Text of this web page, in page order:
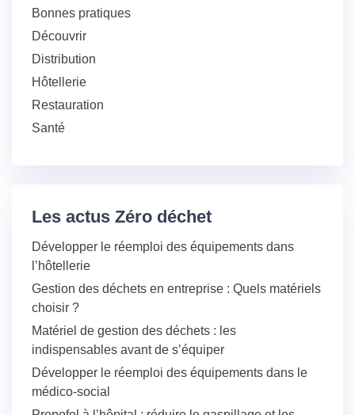
Bonnes pratiques
Découvrir
Distribution
Hôtellerie
Restauration
Santé
Les actus Zéro déchet
Développer le réemploi des équipements dans
l’hôtellerie
Gestion des déchets en entreprise : Quels matériels
choisir ?
Matériel de gestion des déchets : les
indispensables avant de s’équiper
Développer le réemploi des équipements dans le
médico-social